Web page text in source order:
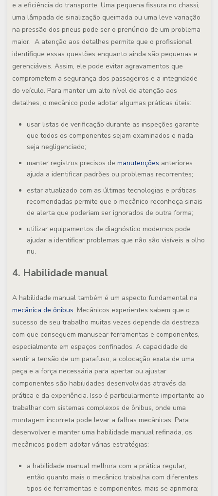
e a eficiência do transporte. Uma pequena fissura no chassi,
uma lâmpada de sinalização queimada ou uma leve variação
na pressão dos pneus pode ser o prenúncio de um problema
maior. A atenção aos detalhes permite que o profissional
identifique essas questões enquanto ainda são pequenas e
gerenciáveis. Assim, ele pode evitar agravamentos que
comprometem a segurança dos passageiros e a integridade
do veículo. Para manter um alto nível de atenção aos
detalhes, o mecânico pode adotar algumas práticas úteis:
usar listas de verificação durante as inspeções garante
que todos os componentes sejam examinados e nada
seja negligenciado;
manter registros precisos de manutenções anteriores
ajuda a identificar padrões ou problemas recorrentes;
estar atualizado com as últimas tecnologias e práticas
recomendadas permite que o mecânico reconheça sinais
de alerta que poderiam ser ignorados de outra forma;
utilizar equipamentos de diagnóstico modernos pode
ajudar a identificar problemas que não são visíveis a olho
nu.
4. Habilidade manual
A habilidade manual também é um aspecto fundamental na
mecânica de ônibus. Mecânicos experientes sabem que o
sucesso de seu trabalho muitas vezes depende da destreza
com que conseguem manusear ferramentas e componentes,
especialmente em espaços confinados. A capacidade de
sentir a tensão de um parafuso, a colocação exata de uma
peça e a força necessária para apertar ou ajustar
componentes são habilidades desenvolvidas através da
prática e da experiência. Isso é particularmente importante ao
trabalhar com sistemas complexos de ônibus, onde uma
montagem incorreta pode levar a falhas mecânicas. Para
desenvolver e manter uma habilidade manual refinada, os
mecânicos podem adotar várias estratégias:
a habilidade manual melhora com a prática regular,
então quanto mais o mecânico trabalha com diferentes
tipos de ferramentas e componentes, mais se aprimora;